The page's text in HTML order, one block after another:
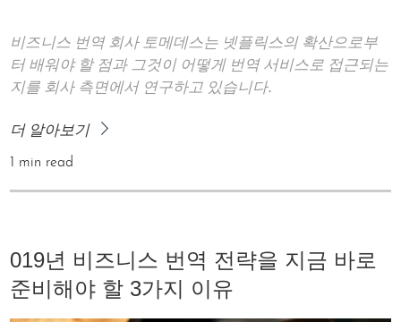
비즈니스 번역 회사 토메데스는 넷플릭스의 확산으로부
터 배워야 할 점과 그것이 어떻게 번역 서비스로 접근되는
지를 회사 측면에서 연구하고 있습니다.
더 알아보기
1 min read
019년 비즈니스 번역 전략을 지금 바로
준비해야 할 3가지 이유